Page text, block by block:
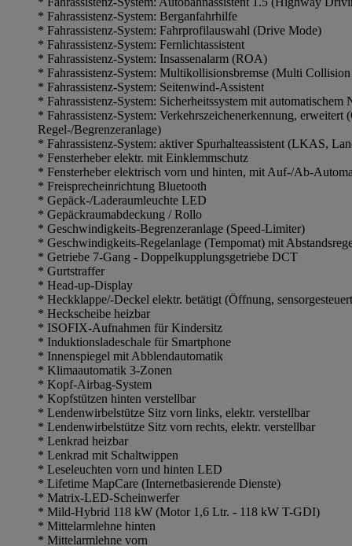
* Fahrassistenz-System: Berganfahrhilfe
* Fahrassistenz-System: Fahrprofilauswahl (Drive Mode)
* Fahrassistenz-System: Fernlichtassistent
* Fahrassistenz-System: Insassenalarm (ROA)
* Fahrassistenz-System: Multikollisionsbremse (Multi
* Fahrassistenz-System: Seitenwind-Assistent
* Fahrassistenz-System: Sicherheitssystem mit
* Fahrassistenz-System: Verkehrszeichenerkennung, erweitert
Regel-/Begrenzeranlage)
* Fahrassistenz-System: aktiver Spurhalteassistent (LKAS,
* Fensterheber elektr. mit Einklemmschutz
* Fensterheber elektrisch vorn und hinten, mit Auf-/Ab-
* Freisprecheinrichtung Bluetooth
* Gepäck-/Laderaumleuchte LED
* Gepäckraumabdeckung / Rollo
* Geschwindigkeits-Begrenzeranlage (Speed-Limiter)
* Geschwindigkeits-Regelanlage (Tempomat) mit
* Getriebe 7-Gang - Doppelkupplungsgetriebe DCT
* Gurtstraffer
* Head-up-Display
* Heckklappe/-Deckel elektr. betätigt (Öffnung,
* Heckscheibe heizbar
* ISOFIX-Aufnahmen für Kindersitz
* Induktionsladeschale für Smartphone
* Innenspiegel mit Abblendautomatik
* Klimaautomatik 3-Zonen
* Kopf-Airbag-System
* Kopfstützen hinten verstellbar
* Lendenwirbelstütze Sitz vorn links, elektr. verstellbar
* Lendenwirbelstütze Sitz vorn rechts, elektr. verstellbar
* Lenkrad heizbar
* Lenkrad mit Schaltwippen
* Leseleuchten vorn und hinten LED
* Lifetime MapCare (Internetbasierende Dienste)
* Matrix-LED-Scheinwerfer
* Mild-Hybrid 118 kW (Motor 1,6 Ltr. - 118 kW T-GDI)
* Mittelarmlehne hinten
* Mittelarmlehne vorn